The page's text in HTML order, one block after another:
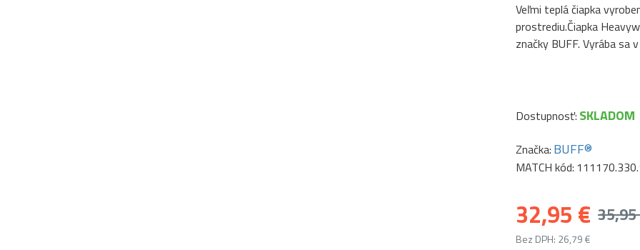
Veľmi teplá čiapka
prostrediu.Čiapka
značky BUFF. Vyrába sa
32,95 €
Bez DPH: 26,79 €
Dostupnosť: SKLADOM
Značka: BUFF®
MATCH kód: